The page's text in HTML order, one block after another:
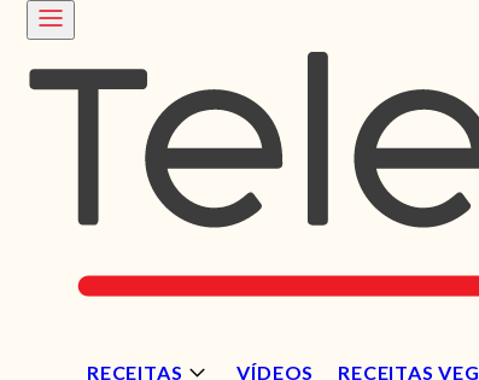
RECEITAS VÍDEOS RECEITAS